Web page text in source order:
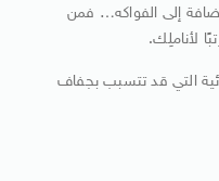
إلى الفواكه… فمن
لأناملِك.
التي قد تتسبب بجفاف